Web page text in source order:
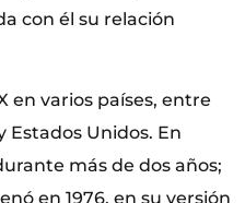
con él su relación
en varios países, entre
Estados Unidos. En
más de dos años;
en 1976, en su versión